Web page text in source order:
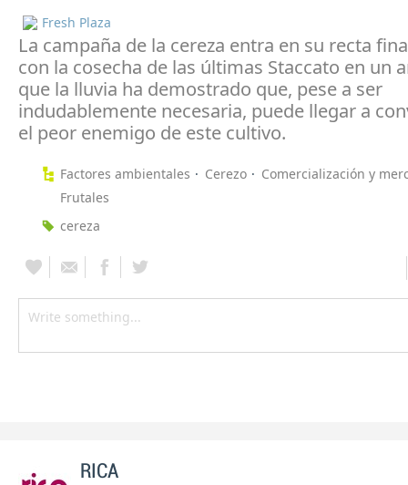
Fresh Plaza
La campaña de la cereza entra en su recta
con la cosecha de las últimas Staccato en un
que la lluvia ha demostrado que, pese a ser
indudablemente necesaria, puede llegar a
el peor enemigo de este cultivo.
Factores ambientales Cerezo
Comercialización y
Frutales
cereza
RICA